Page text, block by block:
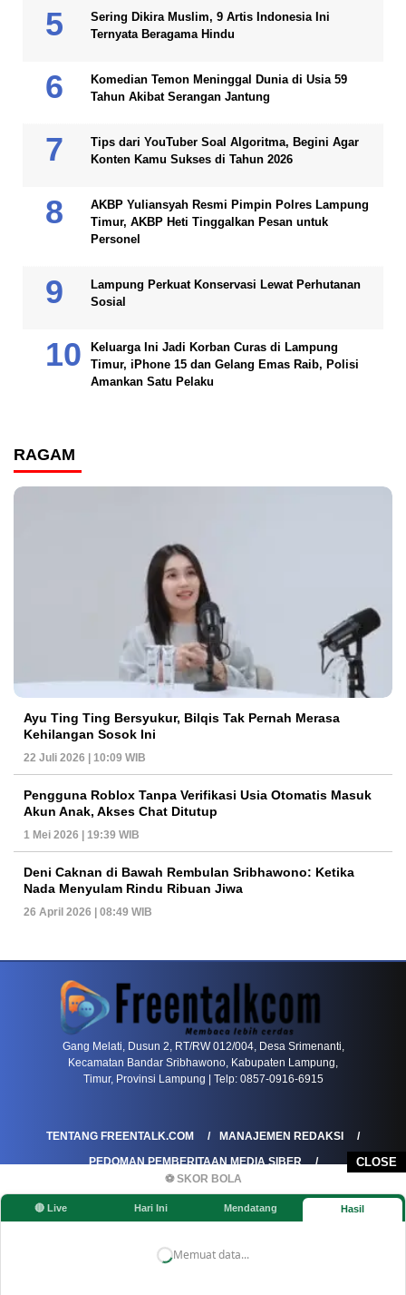
CLOSE
⚽ SKOR BOLA
🔴 Live Hari Ini Mendatang Hasil
Memuat data...
Sering Dikira Muslim, 9 Artis Indonesia Ini
Ternyata Beragama Hindu
Komedian Temon Meninggal Dunia di Usia 59
Tahun Akibat Serangan Jantung
Tips dari YouTuber Soal Algoritma, Begini Agar
Konten Kamu Sukses di Tahun 2026
AKBP Yuliansyah Resmi Pimpin Polres Lampung
Timur, AKBP Heti Tinggalkan Pesan untuk
Personel
Lampung Perkuat Konservasi Lewat Perhutanan
Sosial
Keluarga Ini Jadi Korban Curas di Lampung
Timur, iPhone 15 dan Gelang Emas Raib, Polisi
Amankan Satu Pelaku
RAGAM
Ayu Ting Ting Bersyukur, Bilqis Tak Pernah Merasa
Kehilangan Sosok Ini
22 Juli 2026 | 10:09 WIB
Pengguna Roblox Tanpa Verifikasi Usia Otomatis Masuk
Akun Anak, Akses Chat Ditutup
1 Mei 2026 | 19:39 WIB
Deni Caknan di Bawah Rembulan Sribhawono: Ketika
Nada Menyulam Rindu Ribuan Jiwa
26 April 2026 | 08:49 WIB
Gang Melati, Dusun 2, RT/RW 012/004, Desa Srimenanti,
Kecamatan Bandar Sribhawono, Kabupaten Lampung,
Timur, Provinsi Lampung | Telp: 0857-0916-6915
TENTANG FREENTALK.COM
MANAJEMEN REDAKSI
PEDOMAN PEMBERITAAN MEDIA SIBER
PEDOMAN PEMBERITAAN RAMAH ANAK
KOREKSI & KLARIFIKASI
KEBIJAKAN IKLAN / ADVERTORIAL